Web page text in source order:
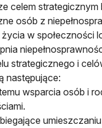
celem strategicznym
osób z
w społeczności
strategicznego i
następujące:
wsparcia osób i